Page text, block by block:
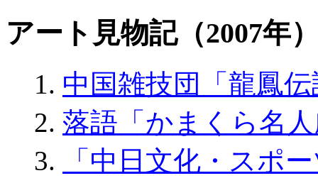
アート見物記（2007年
中国雑技団「龍鳳伝
落語「かまくら名
「中日文化・スポ